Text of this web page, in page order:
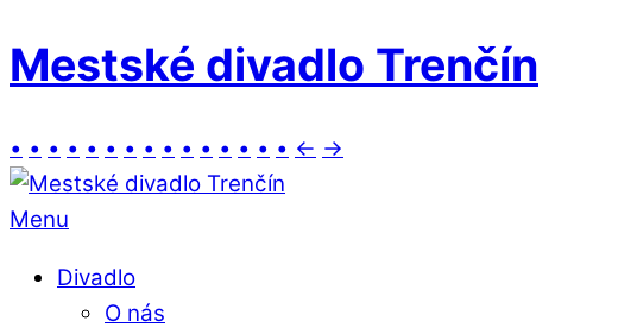
Mestské divadlo Trenčín
• • • • • • • • • • • • • • • ← →
Menu
Divadlo
O nás